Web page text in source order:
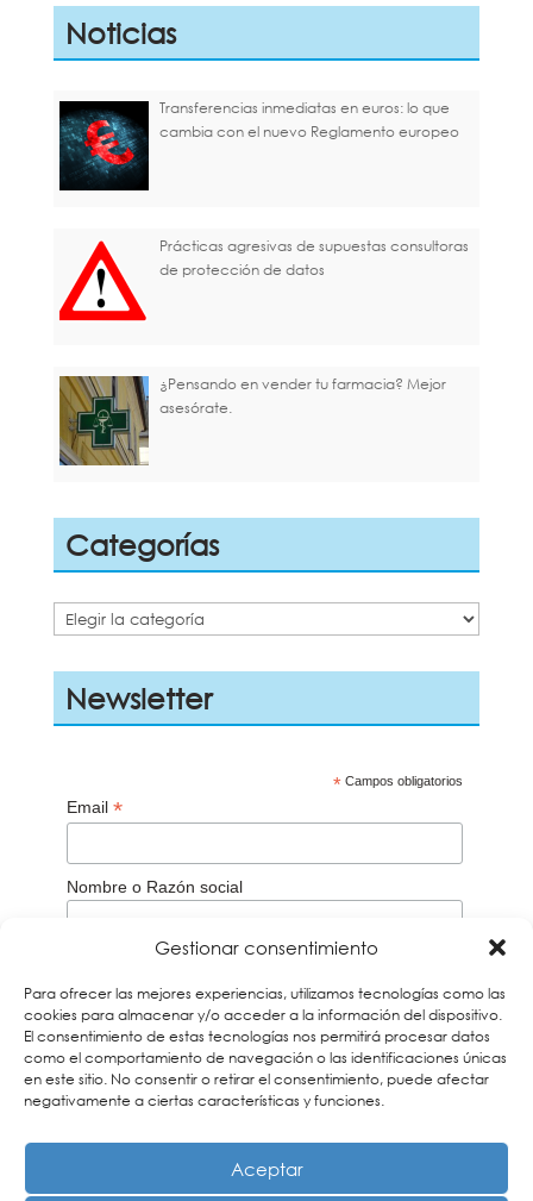
Gestionar consentimiento
Para ofrecer las mejores experiencias, utilizamos tecnologías como las
cookies para almacenar y/o acceder a la información del dispositivo.
El consentimiento de estas tecnologías nos permitirá procesar datos
como el comportamiento de navegación o las identificaciones únicas
en este sitio. No consentir o retirar el consentimiento, puede afectar
negativamente a ciertas características y funciones.
Aceptar
Noticias
Transferencias inmediatas en euros: lo que
cambia con el nuevo Reglamento europeo
Prácticas agresivas de supuestas consultoras
de protección de datos
¿Pensando en vender tu farmacia? Mejor
asesórate.
Categorías
Categorías
Newsletter
* Campos obligatorios
Email *
Nombre o Razón social
Acepto
Recuerda que debes verificar tu correo a través del
email que te enviaremos para darte de alta en
nuestros boletines. Si no lo encuentras búscalo en la
carpeta de Spam y añade nuestra dirección a tus
contactos